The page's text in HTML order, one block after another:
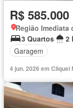
R$ 585.000
Região Imediata
3 Quartos
2
Garagem
4 jun. 2026 em